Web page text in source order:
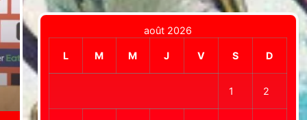
août 2026
L M M J V S D
1 2